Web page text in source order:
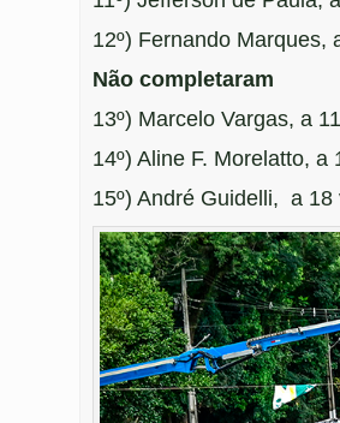
12º) Fernando Marques,
Não completaram
13º) Marcelo Vargas, a
14º) Aline F. Morelatto, a
15º) André Guidelli, a 18